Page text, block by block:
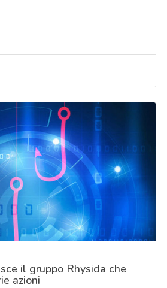
il gruppo Rhysida che
azioni